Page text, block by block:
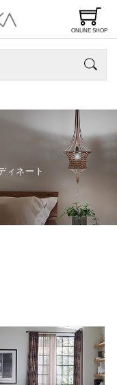
ONLINE SHOP
ィネート